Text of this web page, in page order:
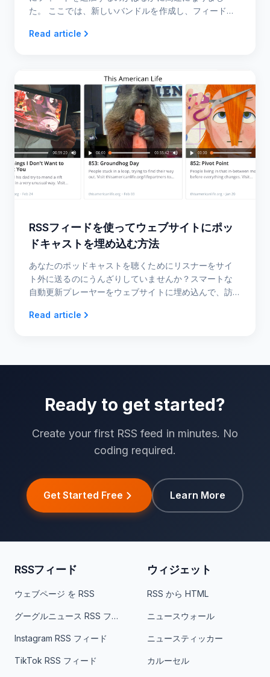
た。 ここでは、新しいバンドルを作成し、フィードペ
説明します。
Read article
RSSフィードを使ってウェブサイトにポッ
ドキャストを埋め込む方法
あなたのポッドキャストを聴くためにリスナーをサイ
ト外に送るのにうんざりしていませんか？スマートな
自動更新プレーヤーをウェブサイトに埋め込んで、訪
にする方法を学びましょう。
Read article
Ready to get started?
Create your first RSS feed in minutes. No
coding required.
Get Started Free Learn More
RSSフィード
ウェブページ を RSS
グーグルニュース RSS フィード
Instagram RSS フィード
TikTok RSS フィード
ウィジェット
RSS から HTML
ニュースウォール
ニュースティッカー
カルーセル